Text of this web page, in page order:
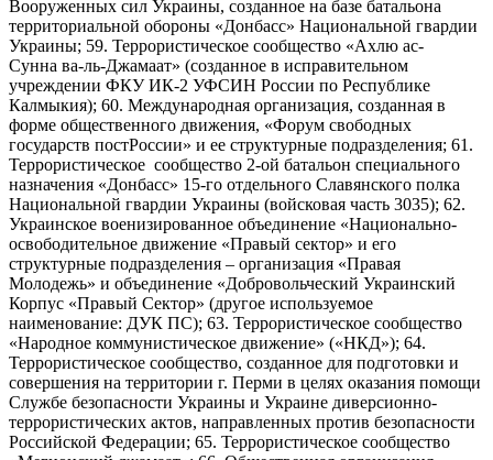
Вооруженных сил Украины, созданное на базе батальона
территориальной обороны «Донбасс» Национальной гвардии
Украины; 59. Террористическое сообщество «Ахлю ас-
Сунна ва-ль-Джамаат» (созданное в исправительном
учреждении ФКУ ИК-2 УФСИН России по Республике
Калмыкия); 60. Международная организация, созданная в
форме общественного движения, «Форум свободных
государств постРоссии» и ее структурные подразделения; 61.
Террористическое сообщество 2-ой батальон специального
назначения «Донбасс» 15-го отдельного Славянского полка
Национальной гвардии Украины (войсковая часть 3035); 62.
Украинское военизированное объединение «Национально-
освободительное движение «Правый сектор» и его
структурные подразделения – организация «Правая
Молодежь» и объединение «Добровольческий Украинский
Корпус «Правый Сектор» (другое используемое
наименование: ДУК ПС); 63. Террористическое сообщество
«Народное коммунистическое движение» («НКД»); 64.
Террористическое сообщество, созданное для подготовки и
совершения на территории г. Перми в целях оказания помощи
Службе безопасности Украины и Украине диверсионно-
террористических актов, направленных против безопасности
Российской Федерации; 65. Террористическое сообщество